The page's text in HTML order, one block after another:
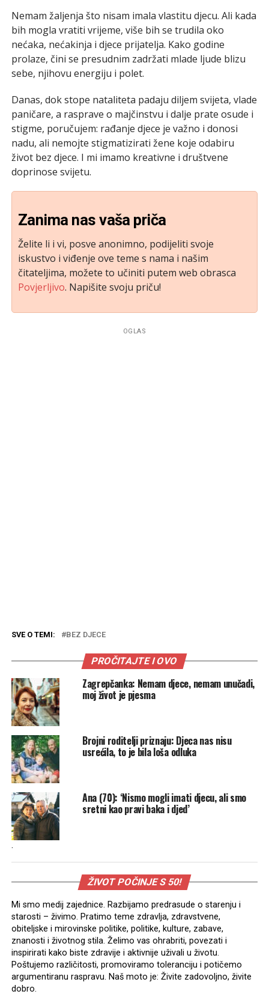
Nemam žaljenja što nisam imala vlastitu djecu. Ali kada
bih mogla vratiti vrijeme, više bih se trudila oko
nećaka, nećakinja i djece prijatelja. Kako godine
prolaze, čini se presudnim zadržati mlade ljude blizu
sebe, njihovu energiju i polet.
Danas, dok stope nataliteta padaju diljem svijeta, vlade
paničare, a rasprave o majčinstvu i dalje prate osude i
stigme, poručujem: rađanje djece je važno i donosi
nadu, ali nemojte stigmatizirati žene koje odabiru
život bez djece. I mi imamo kreativne i društvene
doprinose svijetu.
Zanima nas vaša priča
Želite li i vi, posve anonimno, podijeliti svoje
iskustvo i viđenje ove teme s nama i našim
čitateljima, možete to učiniti putem web obrasca
Povjerljivo. Napišite svoju priču!
OGLAS
SVE O TEMI: BEZ DJECE
PROČITAJTE I OVO
Zagrepčanka: Nemam djece, nemam unučadi,
moj život je pjesma
Brojni roditelji priznaju: Djeca nas nisu
usrećila, to je bila loša odluka
Ana (70): ‘Nismo mogli imati djecu, ali smo
sretni kao pravi baka i djed’
.
ŽIVOT POČINJE S 50!
Mi smo medij zajednice. Razbijamo predrasude o starenju i
starosti – živimo. Pratimo teme zdravlja, zdravstvene,
obiteljske i mirovinske politike, politike, kulture, zabave,
znanosti i životnog stila. Želimo vas ohrabriti, povezati i
inspirirati kako biste zdravije i aktivnije uživali u životu.
Poštujemo različitosti, promoviramo toleranciju i potičemo
argumentiranu raspravu. Naš moto je: Živite zadovoljno, živite
dobro.